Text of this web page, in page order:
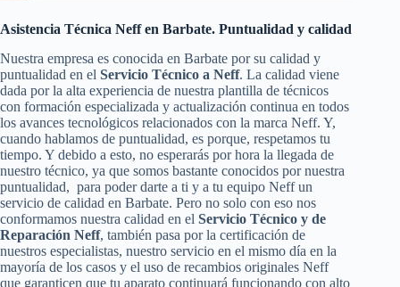
Asistencia Técnica Neff en Barbate. Puntualidad y calidad
Nuestra empresa es conocida en Barbate por su calidad y
puntualidad en el Servicio Técnico a Neff. La calidad viene
dada por la alta experiencia de nuestra plantilla de técnicos
con formación especializada y actualización continua en todos
los avances tecnológicos relacionados con la marca Neff. Y,
cuando hablamos de puntualidad, es porque, respetamos tu
tiempo. Y debido a esto, no esperarás por hora la llegada de
nuestro técnico, ya que somos bastante conocidos por nuestra
puntualidad, para poder darte a ti y a tu equipo Neff un
servicio de calidad en Barbate. Pero no solo con eso nos
conformamos nuestra calidad en el Servicio Técnico y de
Reparación Neff, también pasa por la certificación de
nuestros especialistas, nuestro servicio en el mismo día en la
mayoría de los casos y el uso de recambios originales Neff
que garanticen que tu aparato continuará funcionando con alto